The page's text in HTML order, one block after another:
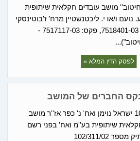
''אחיטוב'' מושב עובדים חקלאית שיתופית
ו/או י. ליכטנשטיין מרח' ז'בוטינסקי
5, רמת גן 52520 טל: 7518401-03, פקס: 7517117-03 -
לפסק הדין המלא »
החברים של המושב
תיק מספר 102/311/02 ישראל נוימן ואח' נ' כפר אז''ר מושב
שיתופית בע''מ ואח' בפני רשם
האגודות השיתופיות תיק מספר 102/311/02